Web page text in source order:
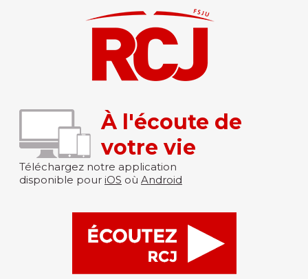
À l'écoute de
votre vie
Téléchargez notre application
disponible pour iOS où Android